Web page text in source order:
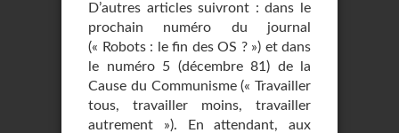
D’autres articles suivront : dans le
prochain numéro du journal
(« Robots : le fin des OS ? ») et dans
le numéro 5 (décembre 81) de la
Cause du Communisme (« Travailler
tous, travailler moins, travailler
autrement »). En attendant, aux